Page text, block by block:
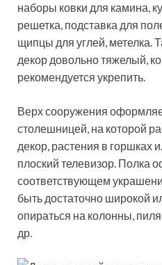
наборы ковки для камина,
решетка, подставка для
щипцы для углей, метелка.
декор довольно тяжелый,
рекомендуется укрепить.
Верх сооружения
столешницей, на которой
декор, растения в горшках
плоский телевизор. Полка
соответствующем
быть достаточно широкой
опираться на колонны,
др.